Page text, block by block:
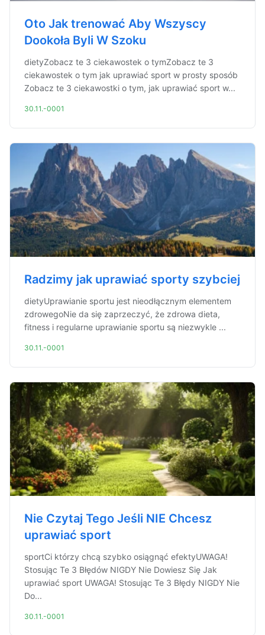
Oto Jak trenować Aby Wszyscy
Dookoła Byli W Szoku
dietyZobacz te 3 ciekawostek o tymZobacz te 3
ciekawostek o tym jak uprawiać sport w prosty sposób
Zobacz te 3 ciekawostki o tym, jak uprawiać sport w...
30.11.-0001
Radzimy jak uprawiać sporty szybciej
dietyUprawianie sportu jest nieodłącznym elementem
zdrowegoNie da się zaprzeczyć, że zdrowa dieta,
fitness i regularne uprawianie sportu są niezwykle ...
30.11.-0001
Nie Czytaj Tego Jeśli NIE Chcesz
uprawiać sport
sportCi którzy chcą szybko osiągnąć efektyUWAGA!
Stosując Te 3 Błędów NIGDY Nie Dowiesz Się Jak
uprawiać sport UWAGA! Stosując Te 3 Błędy NIGDY Nie
Do...
30.11.-0001